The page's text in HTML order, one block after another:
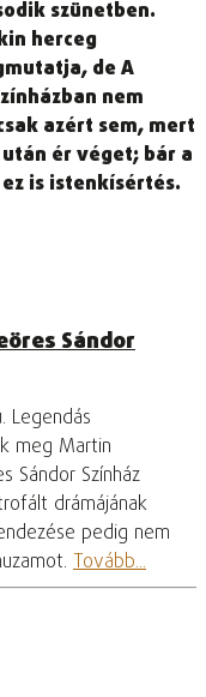
szünetben.
herceg
de A
nem
azért sem, mert
ér véget; bár a
is istenkísértés.
Sándor
Legendás
meg Martin
Sándor Színház
drámájának
pedig nem
Tovább...